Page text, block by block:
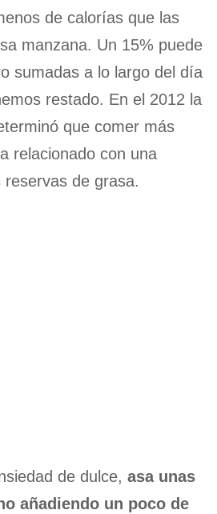
de calorías que las
manzana. Un 15% puede
sumadas a lo largo del día
restado. En el 2012 la
que comer más
relacionado con una
reservas de grasa.
de dulce, asa unas
añadiendo un poco de